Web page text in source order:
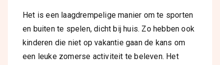
Het is een laagdrempelige manier om te sporten
en buiten te spelen, dicht bij huis. Zo hebben ook
kinderen die niet op vakantie gaan de kans om
een leuke zomerse activiteit te beleven. Het